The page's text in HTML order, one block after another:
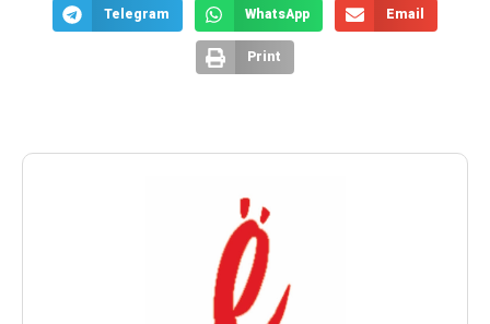
Telegram WhatsApp Email
Print